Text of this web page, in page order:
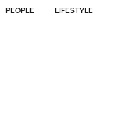
PEOPLE LIFESTYLE